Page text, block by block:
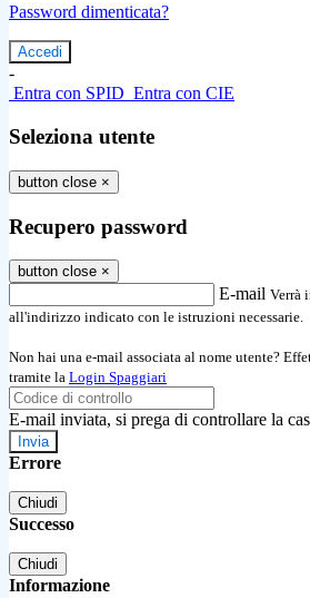
Password dimenticata?
-
Entra con SPID Entra con CIE
Seleziona utente
button close ×
Recupero password
button close ×
E-mail Verrà
all'indirizzo indicato con le istruzioni necessarie.
Non hai una e-mail associata al nome utente?
tramite la Login Spaggiari
E-mail inviata, si prega di controllare la
Errore
Chiudi
Successo
Chiudi
Informazione